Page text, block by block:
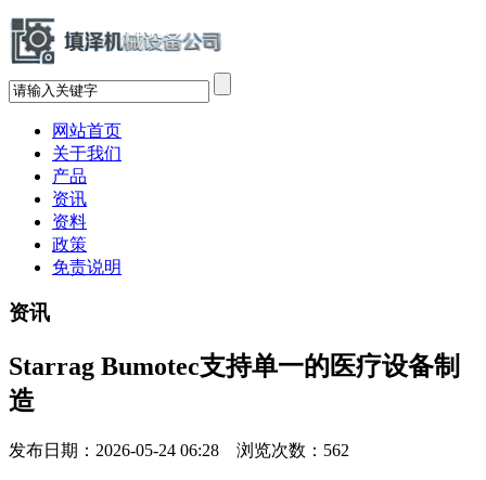
网站首页
关于我们
产品
资讯
资料
政策
免责说明
资讯
Starrag Bumotec支持单一的医疗设备制
造
发布日期：2026-05-24 06:28 浏览次数： 562